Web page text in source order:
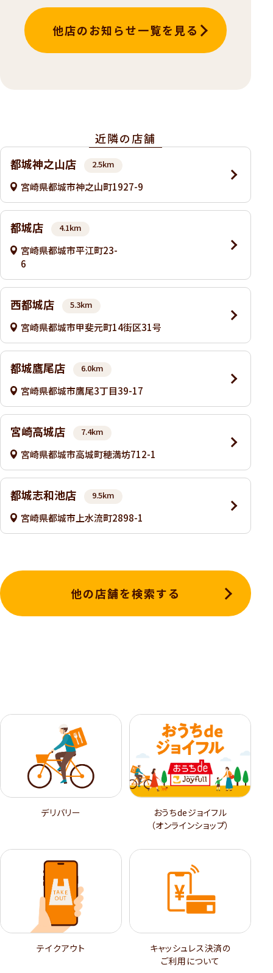
他店のお知らせ一覧を見る
近隣の店舗
都城神之山店
2.5km
宮崎県都城市神之山町1927-9
都城店 4.1km
宮崎県都城市平江町23-
6
西都城店 5.3km
宮崎県都城市甲斐元町14街区31号
都城鷹尾店 6.0km
宮崎県都城市鷹尾3丁目39-17
宮崎高城店 7.4km
宮崎県都城市高城町穂満坊712-1
都城志和池店 9.5km
宮崎県都城市上水流町2898-1
他の店舗を検索する
デリバリー
おうちdeジョイフル
（オンラインショップ）
テイクアウト
キャッシュレス決済の
ご利用について